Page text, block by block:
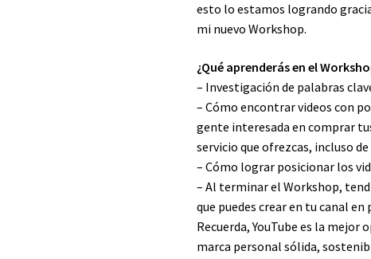
esto lo estamos logrando
mi nuevo Workshop.
¿Qué aprenderás en el
– Investigación de palabras
– Cómo encontrar videos con
gente interesada en comprar
servicio que ofrezcas, incluso
– Cómo lograr posicionar los
– Al terminar el Workshop,
que puedes crear en tu canal en
Recuerda, YouTube es la mejor
marca personal sólida,